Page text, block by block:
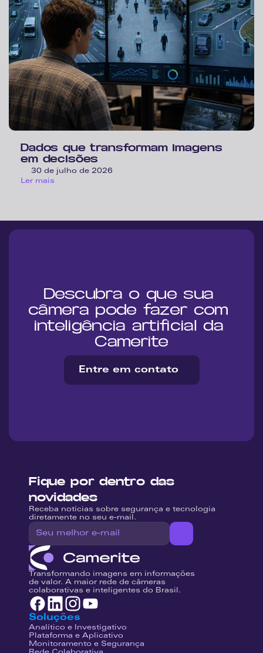
Dados que transformam imagens
em decisões
30 de julho de 2026
Ler mais
Descubra o que sua
câmera pode fazer com
inteligência artificial da
Camerite
Entre em contato
Fique por dentro das
novidades
Receba notícias sobre segurança e tecnologia
diretamente no seu e-mail.
Transformando imagens em informações
de valor. A maior rede de câmeras
colaborativas e inteligentes do Brasil.
Soluções
Analítico e Investigativo
Plataforma e Aplicativo
Monitoramento e Segurança